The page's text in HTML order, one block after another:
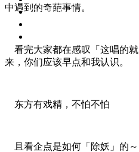
企点协同
中遇到的奇葩事情。
看完大家都在感叹「这唱的
来，你们应该早点和我认识。
东方有戏精，不怕不怕
且看企点是如何「除妖」的～